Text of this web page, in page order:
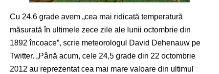
Cu 24,6 grade avem „cea mai ridicată temperatură
măsurată în ultimele zece zile ale lunii octombrie din
1892 încoace”, scrie meteorologul David Dehenauw pe
Twitter. „Până acum, cele 24,5 grade din 22 octombrie
2012 au reprezentat cea mai mare valoare din ultimul